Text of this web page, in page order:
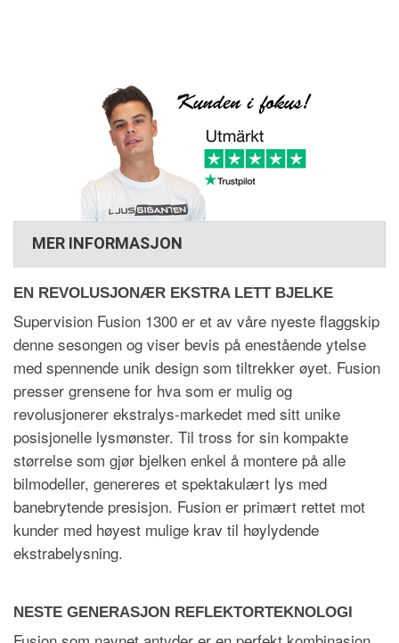
MER INFORMASJON
EN REVOLUSJONÆR EKSTRA LETT BJELKE
Supervision Fusion 1300 er et av våre nyeste flaggskip
denne sesongen og viser bevis på enestående ytelse
med spennende unik design som tiltrekker øyet. Fusion
presser grensene for hva som er mulig og
revolusjonerer ekstralys-markedet med sitt unike
posisjonelle lysmønster. Til tross for sin kompakte
størrelse som gjør bjelken enkel å montere på alle
bilmodeller, genereres et spektakulært lys med
banebrytende presisjon. Fusion er primært rettet mot
kunder med høyest mulige krav til høylydende
ekstrabelysning.
NESTE GENERASJON REFLEKTORTEKNOLOGI